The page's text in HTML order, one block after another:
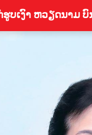
ບເງົາ ຫວຽດນາມ